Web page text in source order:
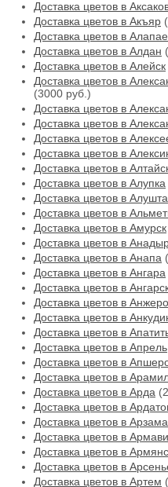
Доставка цветов в
Доставка цветов в Акъяр
Доставка цветов в
Доставка цветов в Алдан
Доставка цветов в Алейск
Доставка цветов в
(3000 руб.)
Доставка цветов в
Доставка цветов в
Доставка цветов в
Доставка цветов в
Доставка цветов в
Доставка цветов в Алупка
Доставка цветов в Алушта
Доставка цветов в
Доставка цветов в Амурск
Доставка цветов в
Доставка цветов в Анапа
Доставка цветов в Ангара
Доставка цветов в
Доставка цветов в
Доставка цветов в
Доставка цветов в
Доставка цветов в Апрель
Доставка цветов в
Доставка цветов в
Доставка цветов в Арда
Доставка цветов в
Доставка цветов в
Доставка цветов в
Доставка цветов в
Доставка цветов в
Доставка цветов в Артем